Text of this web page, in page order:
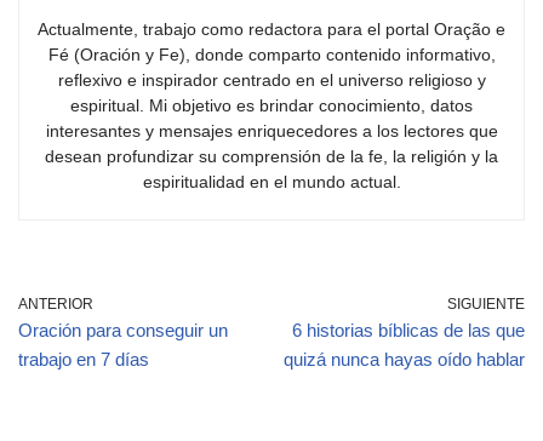
Actualmente, trabajo como redactora para el portal Oração e
Fé (Oración y Fe), donde comparto contenido informativo,
reflexivo e inspirador centrado en el universo religioso y
espiritual. Mi objetivo es brindar conocimiento, datos
interesantes y mensajes enriquecedores a los lectores que
desean profundizar su comprensión de la fe, la religión y la
espiritualidad en el mundo actual.
ANTERIOR
Oración para conseguir un
trabajo en 7 días
SIGUIENTE
6 historias bíblicas de las que
quizá nunca hayas oído hablar